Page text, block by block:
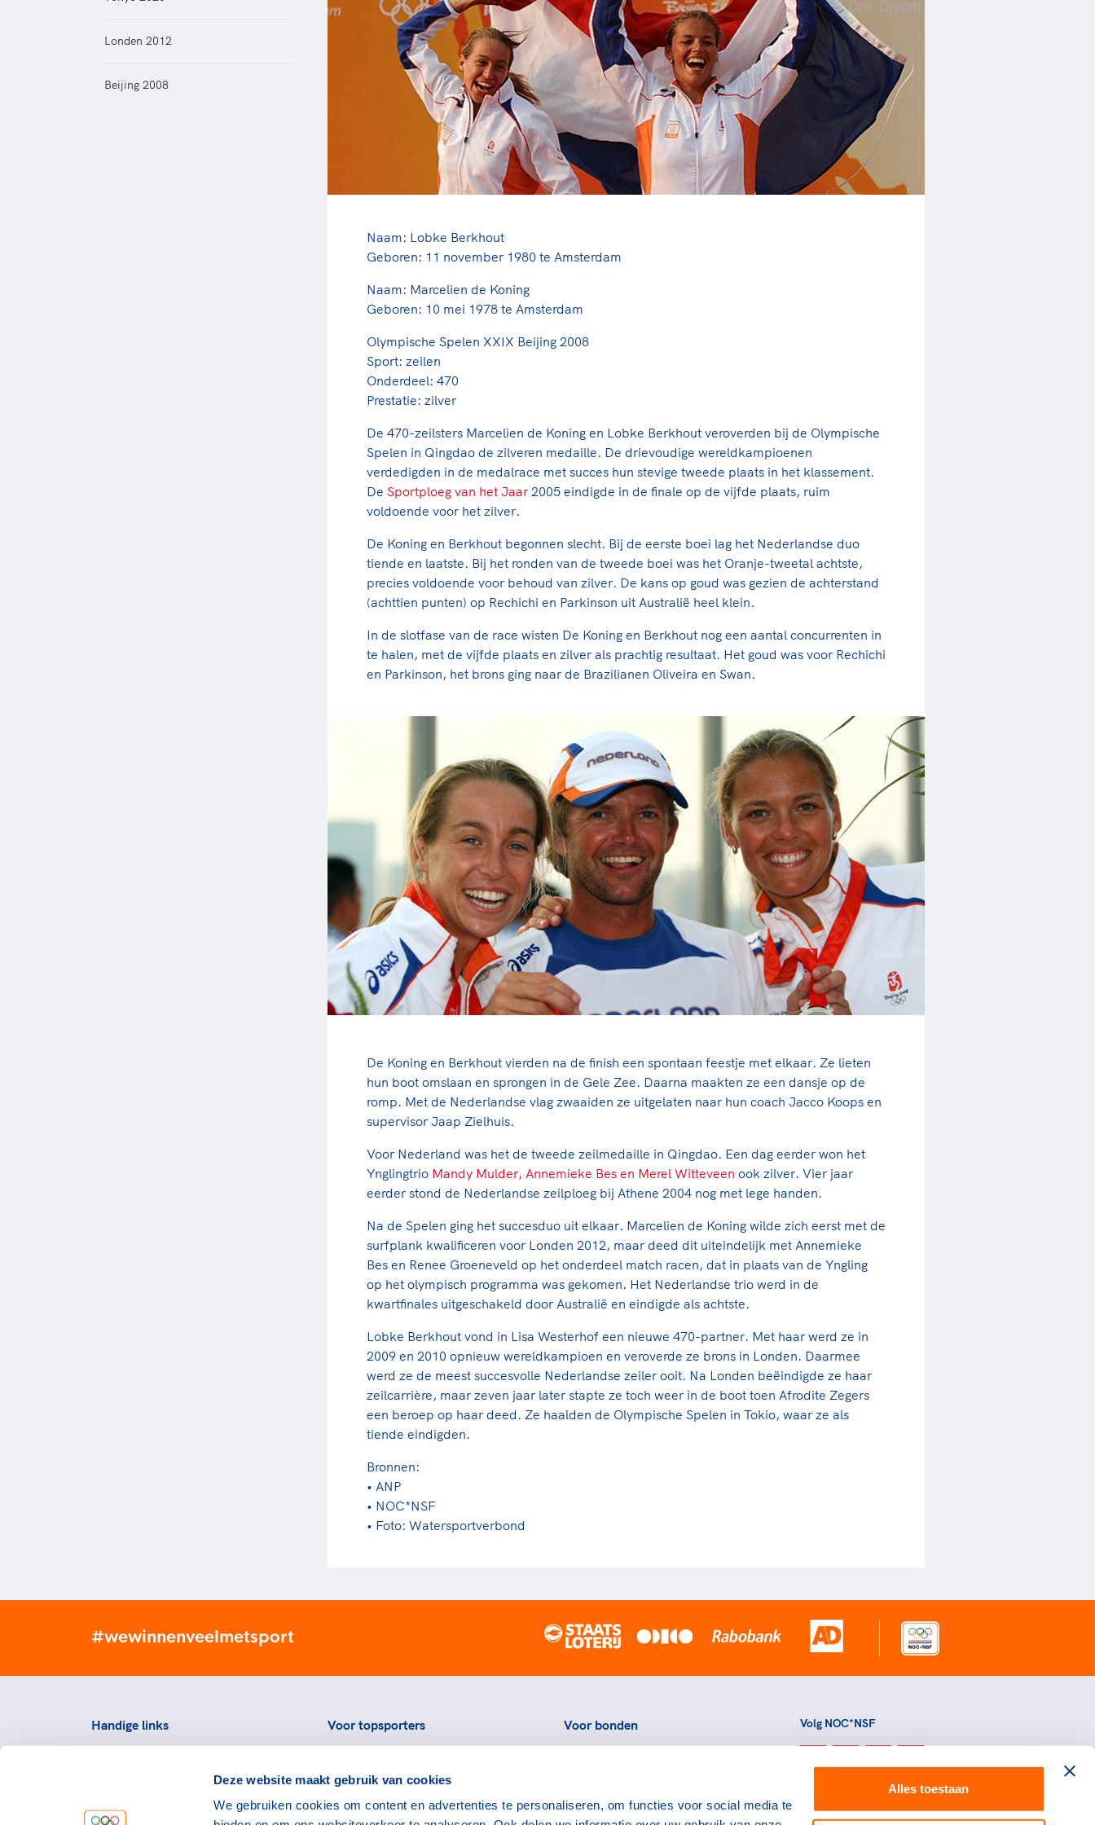
Deze website maakt gebruik van cookies
We gebruiken cookies om content en advertenties te personaliseren, om functies voor social media te
Alles toestaan
positionering van sport
je moeder of de hockeywedstrijd
van je buurjongen.
Lees verder
Lees verder
Londen 2012
Beijing 2008
Naam: Lobke Berkhout
Geboren: 11 november 1980 te Amsterdam
Naam: Marcelien de Koning
Geboren: 10 mei 1978 te Amsterdam
Olympische Spelen XXIX Beijing 2008
Sport: zeilen
Onderdeel: 470
Prestatie: zilver
De 470-zeilsters Marcelien de Koning en Lobke Berkhout veroverden bij de Olympische
Spelen in Qingdao de zilveren medaille. De drievoudige wereldkampioenen
verdedigden in de medalrace met succes hun stevige tweede plaats in het klassement.
De Sportploeg van het Jaar 2005 eindigde in de finale op de vijfde plaats, ruim
voldoende voor het zilver.
De Koning en Berkhout begonnen slecht. Bij de eerste boei lag het Nederlandse duo
tiende en laatste. Bij het ronden van de tweede boei was het Oranje-tweetal achtste,
precies voldoende voor behoud van zilver. De kans op goud was gezien de achterstand
(achttien punten) op Rechichi en Parkinson uit Australië heel klein.
In de slotfase van de race wisten De Koning en Berkhout nog een aantal concurrenten in
te halen, met de vijfde plaats en zilver als prachtig resultaat. Het goud was voor Rechichi
en Parkinson, het brons ging naar de Brazilianen Oliveira en Swan.
De Koning en Berkhout vierden na de finish een spontaan feestje met elkaar. Ze lieten
hun boot omslaan en sprongen in de Gele Zee. Daarna maakten ze een dansje op de
romp. Met de Nederlandse vlag zwaaiden ze uitgelaten naar hun coach Jacco Koops en
supervisor Jaap Zielhuis.
Voor Nederland was het de tweede zeilmedaille in Qingdao. Een dag eerder won het
Ynglingtrio Mandy Mulder, Annemieke Bes en Merel Witteveen ook zilver. Vier jaar
eerder stond de Nederlandse zeilploeg bij Athene 2004 nog met lege handen.
Na de Spelen ging het succesduo uit elkaar. Marcelien de Koning wilde zich eerst met de
surfplank kwalificeren voor Londen 2012, maar deed dit uiteindelijk met Annemieke
Bes en Renee Groeneveld op het onderdeel match racen, dat in plaats van de Yngling
op het olympisch programma was gekomen. Het Nederlandse trio werd in de
kwartfinales uitgeschakeld door Australië en eindigde als achtste.
Lobke Berkhout vond in Lisa Westerhof een nieuwe 470-partner. Met haar werd ze in
2009 en 2010 opnieuw wereldkampioen en veroverde ze brons in Londen. Daarmee
werd ze de meest succesvolle Nederlandse zeiler ooit. Na Londen beëindigde ze haar
zeilcarrière, maar zeven jaar later stapte ze toch weer in de boot toen Afrodite Zegers
een beroep op haar deed. Ze haalden de Olympische Spelen in Tokio, waar ze als
tiende eindigden.
Bronnen:
• ANP
• NOC*NSF
• Foto: Watersportverbond
#wewinnenveelmetsport
Handige links
Werken bij NOC*NSF
Voor topsporters
Voorzieningen voor topsporters
Downloads en links voor
Voor bonden
Portal
Volg NOC*NSF